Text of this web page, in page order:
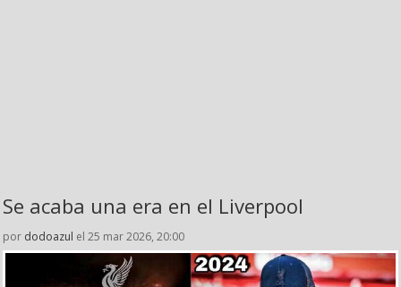
Se acaba una era en el Liverpool
por dodoazul el 25 mar 2026, 20:00